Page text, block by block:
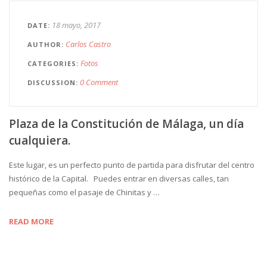
DATE 18 mayo, 2017
AUTHOR Carlos Castro
CATEGORIES Fotos
DISCUSSION 0 Comment
Plaza de la Constitución de Málaga, un día
cualquiera.
Este lugar, es un perfecto punto de partida para disfrutar del centro
histórico de la Capital. Puedes entrar en diversas calles, tan
pequeñas como el pasaje de Chinitas y …
READ MORE